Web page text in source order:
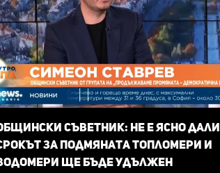
съветник: Не е ясно дали
за подмяната топломери и
ще бъде удължен